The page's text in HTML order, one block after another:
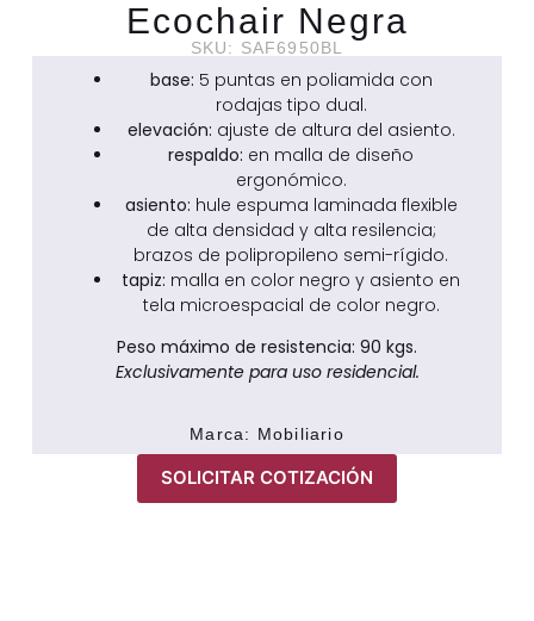
Ecochair Negra
SKU: SAF6950BL
base: 5 puntas en poliamida con
rodajas tipo dual.
elevación: ajuste de altura del asiento.
respaldo: en malla de diseño
ergonómico.
asiento: hule espuma laminada flexible
de alta densidad y alta resilencia;
brazos de polipropileno semi-rígido.
tapiz: malla en color negro y asiento en
tela microespacial de color negro.
Peso máximo de resistencia: 90 kgs.
Exclusivamente para uso residencial.
Marca: Mobiliario
SOLICITAR COTIZACIÓN